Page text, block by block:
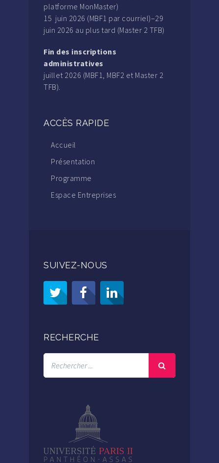
platforme MonMaster)
15 juin 2026 (MBF1 par courriel)–29
juin 2026 au plus tard (Master 2 TFB)
Fin des inscriptions
administratives
juillet 2026 (MBF1, MBF2 et Master 2
TFB).
ACCÈS RAPIDE
Accueil
Présentation
Programme
Espace Entreprises
SUIVEZ-NOUS
RECHERCHE